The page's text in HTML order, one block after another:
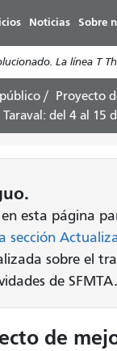
Noticias Sobre
La línea T
Proyecto
del 4 al 15
en esta página
sección
sobre el
de SFMTA.
de